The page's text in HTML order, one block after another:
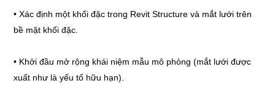
• Xác định một khối đặc trong Revit Structure và mắt lưới trên
bề mặt khối đặc.
• Khởi đầu mở rộng khái niệm mẫu mô phỏng (mắt lưới được
xuất như là yếu tố hữu hạn).